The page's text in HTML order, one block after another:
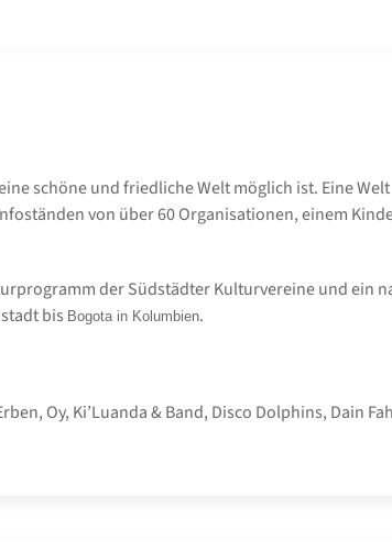
schöne und friedliche Welt möglich ist. Eine
von über 60 Organisationen, einem
der Südstädter Kulturvereine und ein
bis Bogota in Kolumbien.
Oy, Ki’Luanda & Band, Disco Dolphins, Dain